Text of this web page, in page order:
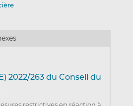
2022/263 du Conseil du